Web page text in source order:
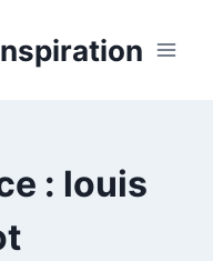
: louis